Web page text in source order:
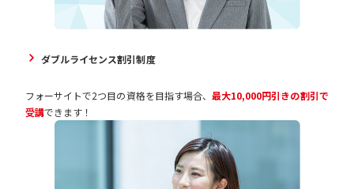
ダブルライセンス割引制度
フォーサイトで2つ目の資格を目指す場合、 最大10,000円引きの割引で
受講できます！